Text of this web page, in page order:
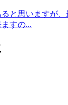
と思いますが
すの...